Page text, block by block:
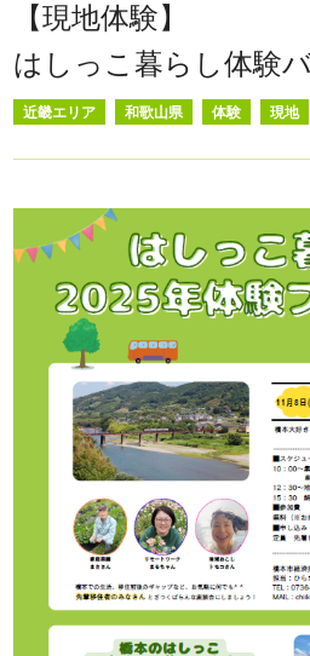
【現地体験】
はしっこ暮らし体験
近畿エリア 和歌山県 体験 現地